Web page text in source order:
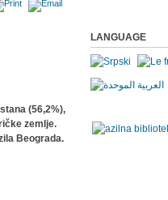
(56,2%),
zemlje.
Beograda.
LANGUAGE